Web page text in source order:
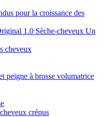
pour la croissance des
1.0 Sèche-cheveux Un
cheveux
peigne à brosse volumatrice
crépus